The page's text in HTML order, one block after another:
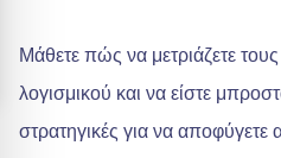
Μάθετε πώς να μετριάζετε
λογισμικού και να είστε
στρατηγικές για να